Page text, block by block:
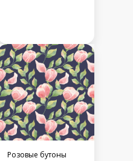
Розовые бутоны